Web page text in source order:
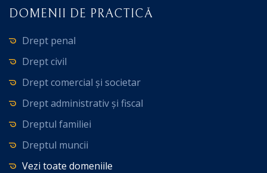
DOMENII DE PRACTICĂ
Drept penal
Drept civil
Drept comercial și societar
Drept administrativ și fiscal
Dreptul familiei
Dreptul muncii
Vezi toate domeniile